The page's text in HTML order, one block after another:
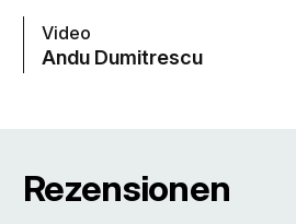
Video
Andu Dumitrescu
Rezensionen